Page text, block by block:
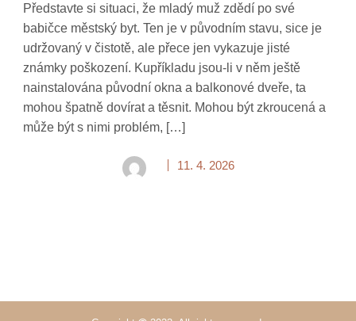
Představte si situaci, že mladý muž zdědí po své
babičce městský byt. Ten je v původním stavu, sice je
udržovaný v čistotě, ale přece jen vykazuje jisté
známky poškození. Kupříkladu jsou-li v něm ještě
nainstalována původní okna a balkonové dveře, ta
mohou špatně dovírat a těsnit. Mohou být zkroucená a
může být s nimi problém, […]
11. 4. 2026